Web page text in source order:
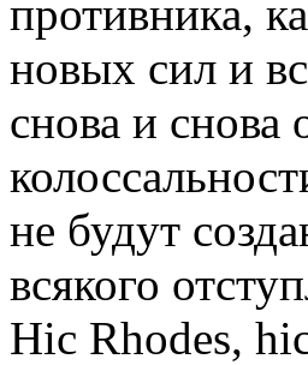
противника,
новых сил и
снова и снова
не будут
всякого
Hic Rhodes,